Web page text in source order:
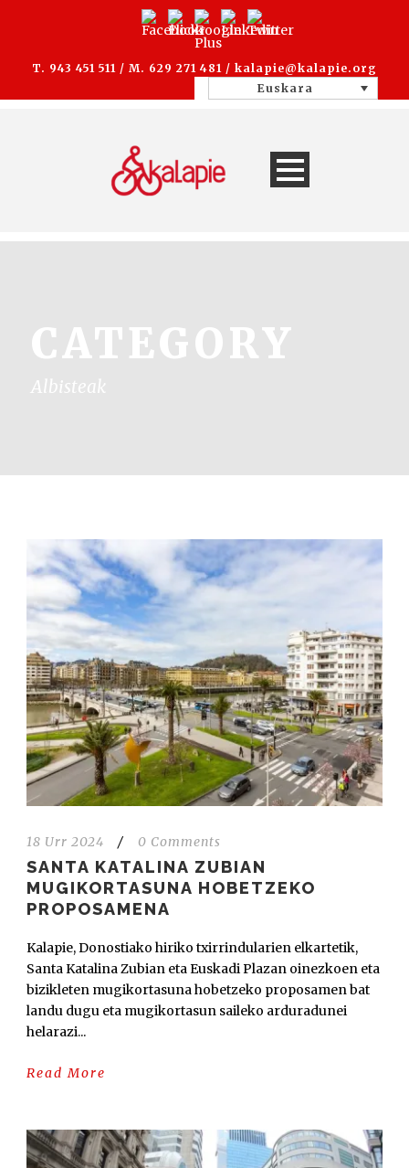
T. 943 451 511 / M. 629 271 481 / kalapie@kalapie.org
Euskara
CATEGORY
Albisteak
18 Urr 2024 / 0 Comments
SANTA KATALINA ZUBIAN
MUGIKORTASUNA HOBETZEKO
PROPOSAMENA
Kalapie, Donostiako hiriko txirrindularien elkartetik,
Santa Katalina Zubian eta Euskadi Plazan oinezkoen eta
bizikleten mugikortasuna hobetzeko proposamen bat
landu dugu eta mugikortasun saileko arduradunei
helarazi...
Read More